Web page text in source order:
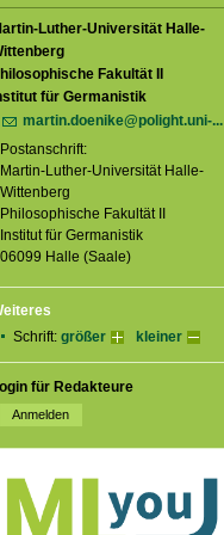
Luther-Universität Halle-
Fakultät II
für Germanistik
martin.doenike@polight.uni-...
Postanschrift:
Martin-Luther-Universität Halle-
Wittenberg
Philosophische Fakultät II
Institut für Germanistik
06099 Halle (Saale)
Schrift: größer kleiner
für Redakteure